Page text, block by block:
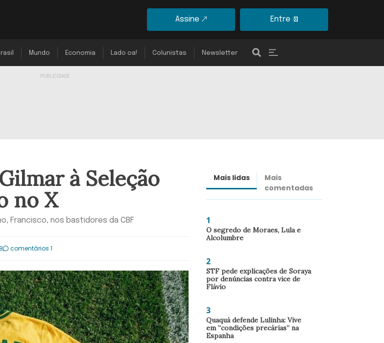
Assine Entre
Mundo Economia Lado oa! Colunistas Newsletter
à Seleção
no X
Francisco, nos bastidores da CBF
comentários 1
Mais lidas
Mais
comentadas
1
O segredo de Moraes, Lula e
Alcolumbre
2
STF pede explicações de Soraya
por denúncias contra vice de
Flávio
3
Quaquá defende Lulinha: Vive
em “condições precárias” na
Espanha